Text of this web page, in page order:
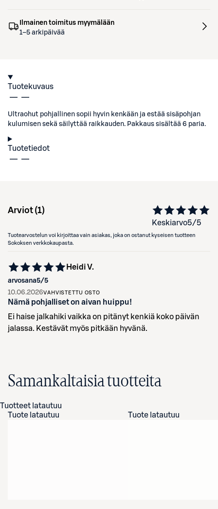
Ilmainen toimitus myymälään
1–5 arkipäivää
Tuotekuvaus
Ultraohut pohjallinen sopii hyvin kenkään ja estää sisäpohjan
kulumisen sekä säilyttää raikkauden. Pakkaus sisältää 6 paria.
Tuotetiedot
Arviot (1)
Keskiarvo5/5
Tuotearvostelun voi kirjoittaa vain asiakas, joka on ostanut kyseisen tuotteen
Sokoksen verkkokaupasta.
arvosana5/5
Heidi V.
10.06.2026VAHVISTETTU OSTO
Nämä pohjalliset on aivan huippu!
Ei haise jalkahiki vaikka on pitänyt kenkiä koko päivän
jalassa. Kestävät myös pitkään hyvänä.
Samankaltaisia tuotteita
Tuotteet latautuu
Tuote latautuu
Tuote latautuu